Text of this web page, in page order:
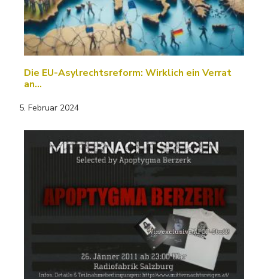
Die EU-Asylrechtsreform: Wirklich ein Verrat
an…
5. Februar 2024